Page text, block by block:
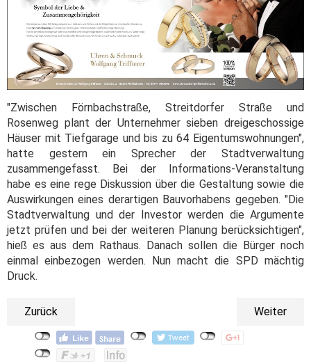
"Zwischen Förnbachstraße, Streitdorfer Straße und
Rosenweg plant der Unternehmer sieben dreigeschossige
Häuser mit Tiefgarage und bis zu 64 Eigentumswohnungen",
hatte gestern ein Sprecher der Stadtverwaltung
zusammengefasst. Bei der Informations-Veranstaltung
habe es eine rege Diskussion über die Gestaltung sowie die
Auswirkungen eines derartigen Bauvorhabens gegeben. "Die
Stadtverwaltung und der Investor werden die Argumente
jetzt prüfen und bei der weiteren Planung berücksichtigen",
hieß es aus dem Rathaus. Danach sollen die Bürger noch
einmal einbezogen werden. Nun macht die SPD mächtig
Druck.
Zurück Weiter